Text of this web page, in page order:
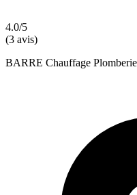
4.0/5
(3 avis)
BARRE Chauffage